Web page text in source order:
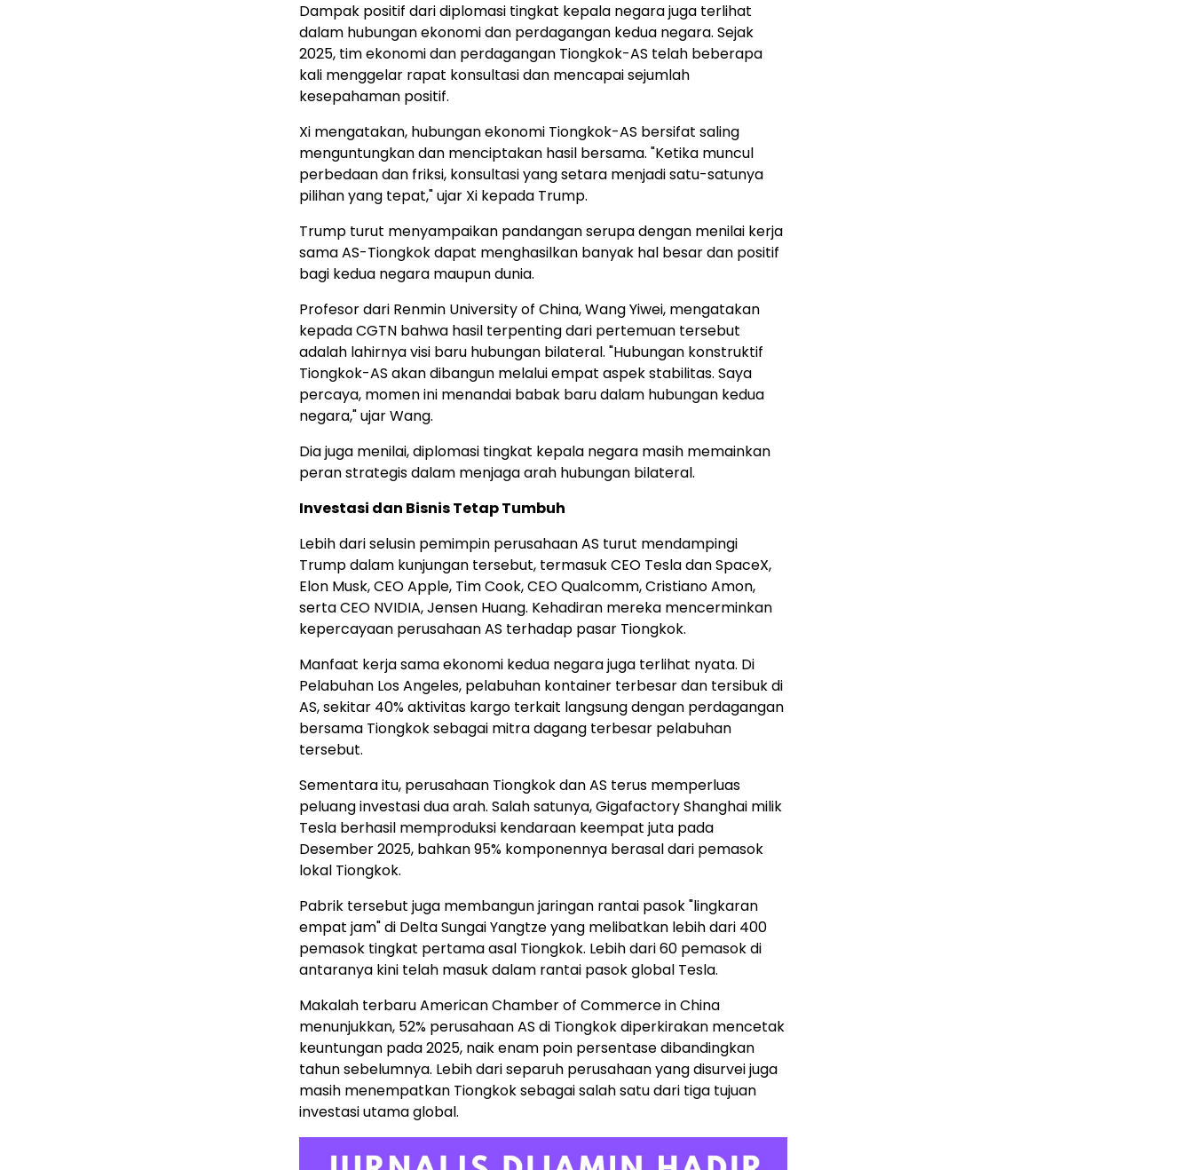
Dampak positif dari diplomasi tingkat kepala negara juga terlihat
dalam hubungan ekonomi dan perdagangan kedua negara. Sejak
2025, tim ekonomi dan perdagangan Tiongkok-AS telah beberapa
kali menggelar rapat konsultasi dan mencapai sejumlah
kesepahaman positif.
Xi mengatakan, hubungan ekonomi Tiongkok-AS bersifat saling
menguntungkan dan menciptakan hasil bersama. "Ketika muncul
perbedaan dan friksi, konsultasi yang setara menjadi satu-satunya
pilihan yang tepat," ujar Xi kepada Trump.
Trump turut menyampaikan pandangan serupa dengan menilai kerja
sama AS-Tiongkok dapat menghasilkan banyak hal besar dan positif
bagi kedua negara maupun dunia.
Profesor dari Renmin University of China, Wang Yiwei, mengatakan
kepada CGTN bahwa hasil terpenting dari pertemuan tersebut
adalah lahirnya visi baru hubungan bilateral. "Hubungan konstruktif
Tiongkok-AS akan dibangun melalui empat aspek stabilitas. Saya
percaya, momen ini menandai babak baru dalam hubungan kedua
negara," ujar Wang.
Dia juga menilai, diplomasi tingkat kepala negara masih memainkan
peran strategis dalam menjaga arah hubungan bilateral.
Investasi dan Bisnis Tetap Tumbuh
Lebih dari selusin pemimpin perusahaan AS turut mendampingi
Trump dalam kunjungan tersebut, termasuk CEO Tesla dan SpaceX,
Elon Musk, CEO Apple, Tim Cook, CEO Qualcomm, Cristiano Amon,
serta CEO NVIDIA, Jensen Huang. Kehadiran mereka mencerminkan
kepercayaan perusahaan AS terhadap pasar Tiongkok.
Manfaat kerja sama ekonomi kedua negara juga terlihat nyata. Di
Pelabuhan Los Angeles, pelabuhan kontainer terbesar dan tersibuk di
AS, sekitar 40% aktivitas kargo terkait langsung dengan perdagangan
bersama Tiongkok sebagai mitra dagang terbesar pelabuhan
tersebut.
Sementara itu, perusahaan Tiongkok dan AS terus memperluas
peluang investasi dua arah. Salah satunya, Gigafactory Shanghai milik
Tesla berhasil memproduksi kendaraan keempat juta pada
Desember 2025, bahkan 95% komponennya berasal dari pemasok
lokal Tiongkok.
Pabrik tersebut juga membangun jaringan rantai pasok "lingkaran
empat jam" di Delta Sungai Yangtze yang melibatkan lebih dari 400
pemasok tingkat pertama asal Tiongkok. Lebih dari 60 pemasok di
antaranya kini telah masuk dalam rantai pasok global Tesla.
Makalah terbaru American Chamber of Commerce in China
menunjukkan, 52% perusahaan AS di Tiongkok diperkirakan mencetak
keuntungan pada 2025, naik enam poin persentase dibandingkan
tahun sebelumnya. Lebih dari separuh perusahaan yang disurvei juga
masih menempatkan Tiongkok sebagai salah satu dari tiga tujuan
investasi utama global.